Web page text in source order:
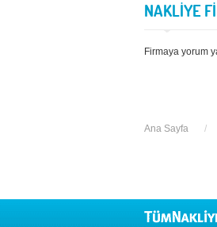
NAKLİYE
Firmaya yorum
Ana Sayfa /